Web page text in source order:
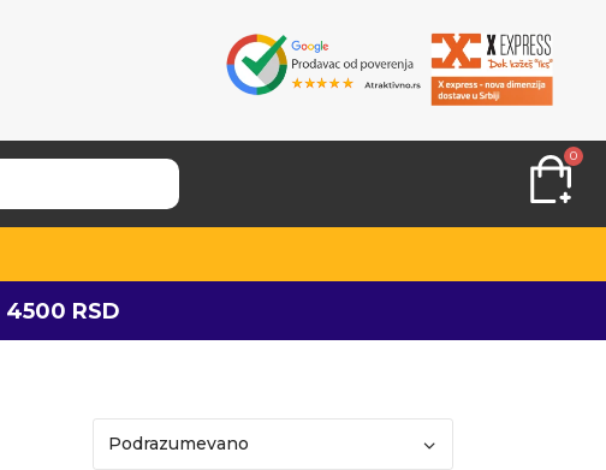
0
4500 RSD